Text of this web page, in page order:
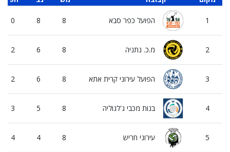
0 8 8 הפועל כפר סבא 1
2 6 8 מ.כ. נתניה 2
2 6 8 הפועל עירוני קרית אתא 3
3 5 8 בנות מכבי ג'לגוליה 4
4 4 8 עירוני חריש 5